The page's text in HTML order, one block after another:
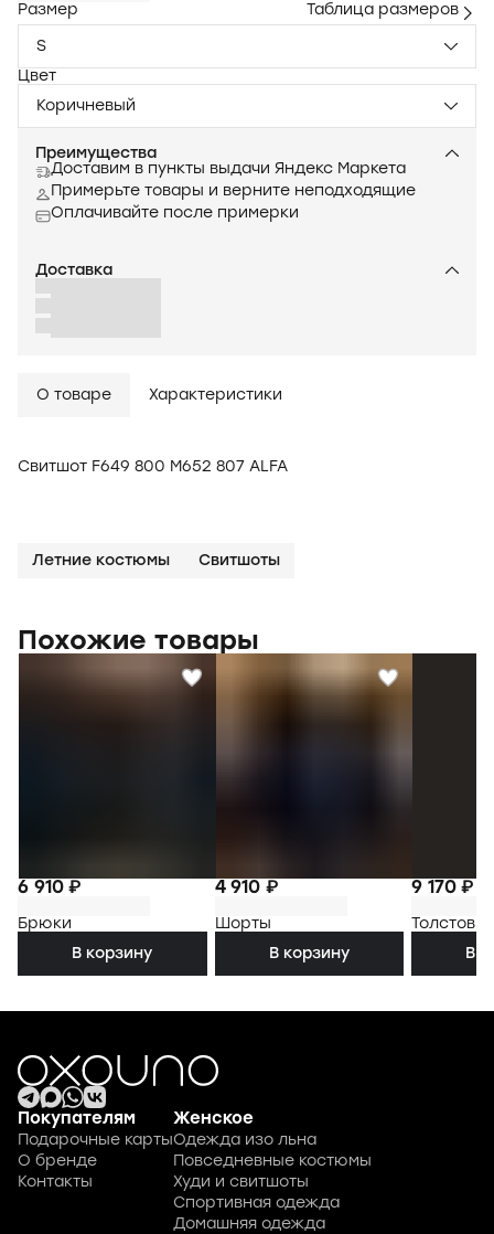
Размер
Таблица размеров
S
Цвет
Коричневый
Преимущества
Доставим в пункты выдачи Яндекс Маркета
Примерьте товары и верните неподходящие
Оплачивайте после примерки
Доставка
О товаре Характеристики
Свитшот F649 800 M652 807 ALFA
Летние костюмы Свитшоты
Похожие товары
6 910 ₽
Брюки
В корзину
4 910 ₽
Шорты
В корзину
9 170 ₽
Толстовка
В
Покупателям
Подарочные карты
О бренде
Контакты
Женское
Одежда изо льна
Повседневные костюмы
Худи и свитшоты
Спортивная одежда
Домашняя одежда